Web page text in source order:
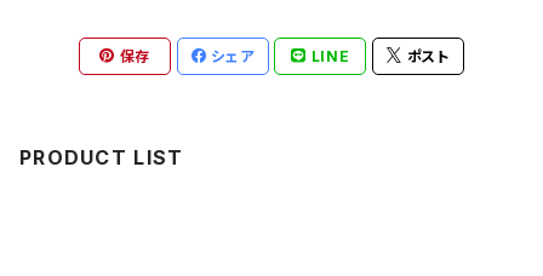
保存 シェア LINE ポスト
PRODUCT LIST